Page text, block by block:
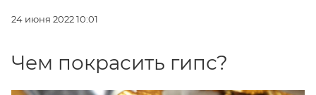
24 июня 2022 10:01
Чем покрасить гипс?